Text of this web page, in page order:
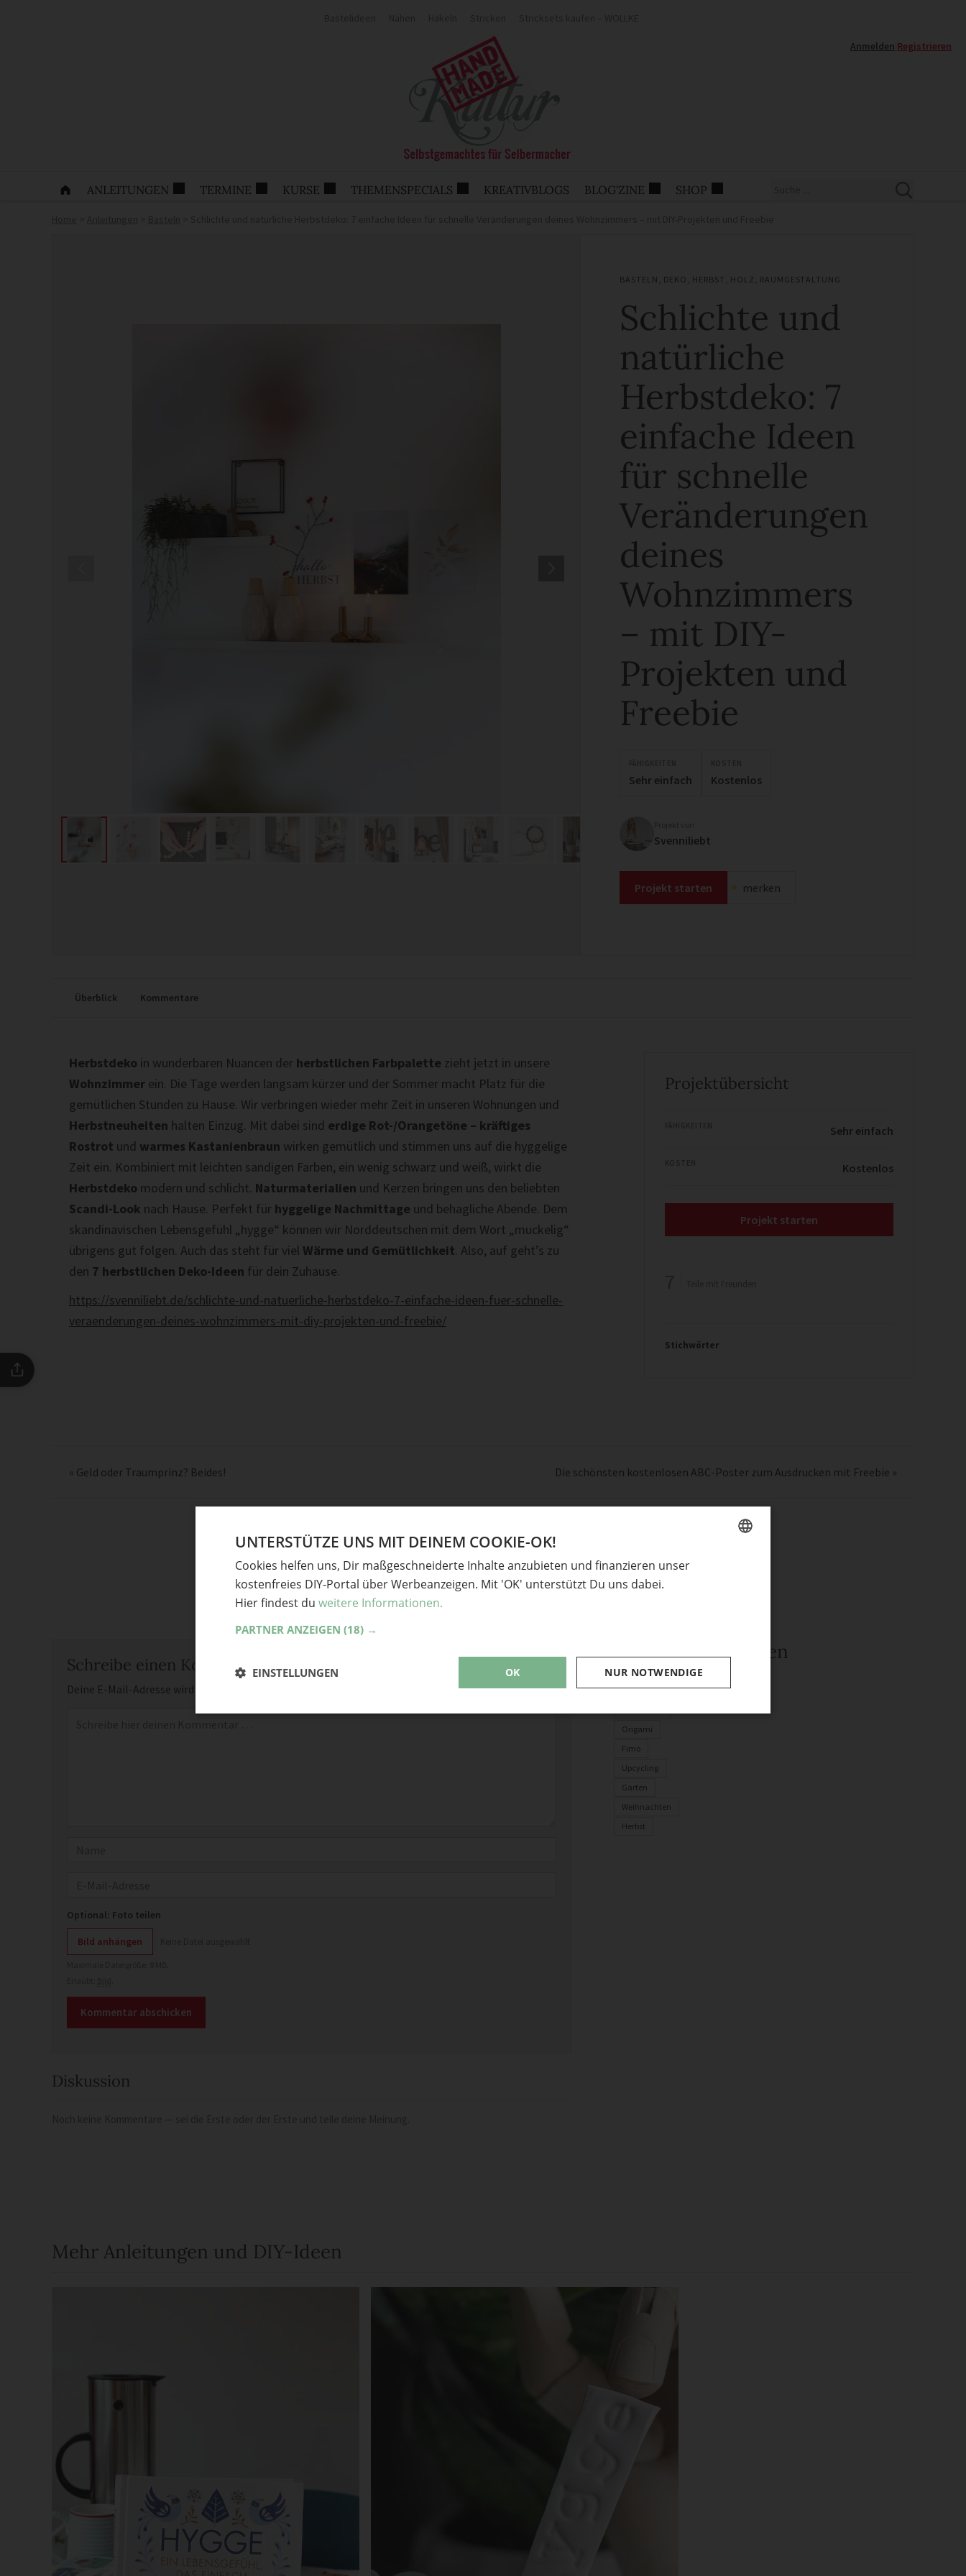
Anmelden Registrieren
ANLEITUNGEN TERMINE KURSE THEMENSPECIALS KREATIVBLOGS BLOG'ZINE SHOP
BASTELN DEKO HERBST HOLZ RAUMGESTALTUNG
Schlichte und
natürliche
Herbstdeko: 7
einfache Ideen
für schnelle
Veränderungen
deines
Wohnzimmers
– mit DIY-
Projekten und
Freebie
Sehr einfach Kostenlos
Svenniliebt
Projekt starten merken
Überblick Kommentare
Herbstdeko in wunderbaren Nuancen der herbstlichen Farbpalette zieht jetzt in unsere
Wohnzimmer ein. Die Tage werden langsam kürzer und der Sommer macht Platz für die
gemütlichen Stunden zu Hause. Wir verbringen wieder mehr Zeit in unseren Wohnungen und
Herbstneuheiten halten Einzug. Mit dabei sind erdige Rot-/Orangetöne – kräftiges
Rostrot und warmes Kastanienbraun wirken gemütlich und stimmen uns auf die hyggelige
Zeit ein. Kombiniert mit leichten sandigen Farben, ein wenig schwarz und weiß, wirkt die
Herbstdeko modern und schlicht. Naturmaterialien und Kerzen bringen uns den beliebten
Scandi-Look nach Hause. Perfekt für hyggelige Nachmittage und behagliche Abende. Dem
skandinavischen Lebensgefühl „hygge“ können wir Norddeutschen mit dem Wort „muckelig“
übrigens gut folgen. Auch das steht für viel Wärme und Gemütlichkeit. Also, auf geht’s zu
den 7 herbstlichen Deko-Ideen für dein Zuhause.
https://svenniliebt.de/schlichte-und-natuerliche-herbstdeko-7-einfache-ideen-fuer-schnelle-
veraenderungen-deines-wohnzimmers-mit-diy-projekten-und-freebie/
Projektübersicht
Sehr einfach
Kostenlos
Projekt starten
Stichwörter
« Geld oder Traumprinz? Beides! Die schönsten kostenlosen ABC-Poster zum Ausdrucken mit Freebie »
Schreibe einen Kommentar
Deine E-Mail-Adresse wird nicht veröffentlicht.
markiert
Optional: Foto teilen
Bild anhängen
Diskussion
Verwandte Themen
Basteln mit Kindern
Origami
Fimo
Upcycling
Garten
Weihnachten
Herbst
Mehr Anleitungen und DIY-Ideen
UNTERSTÜTZE UNS MIT DEINEM COOKIE-OK!
Cookies helfen uns, Dir maßgeschneiderte Inhalte anzubieten und finanzieren unser
kostenfreies DIY-Portal über Werbeanzeigen. Mit 'OK' unterstützt Du uns dabei.
Hier findest du weitere Informationen.
PARTNER ANZEIGEN (18) →
OK NUR NOTWENDIGE
EINSTELLUNGEN